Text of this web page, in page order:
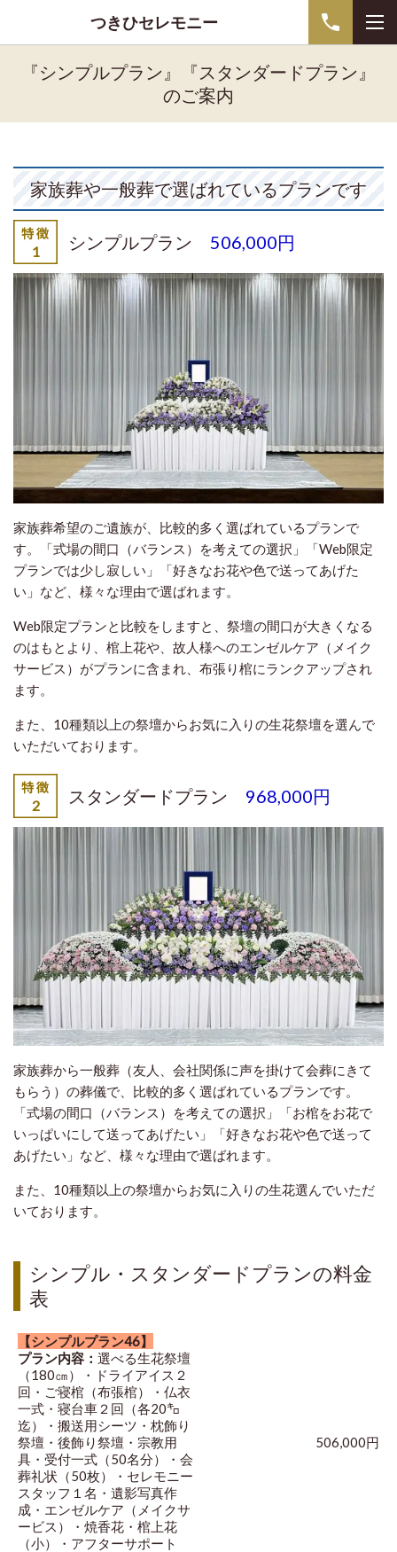
つきひセレモニー
『シンプルプラン』『スタンダードプラン』
のご案内
家族葬や一般葬で選ばれているプランです
シンプルプラン 506,000円
家族葬希望のご遺族が、比較的多く選ばれているプランで
す。「式場の間口（バランス）を考えての選択」「Web限定
プランでは少し寂しい」「好きなお花や色で送ってあげた
い」など、様々な理由で選ばれます。
Web限定プランと比較をしますと、祭壇の間口が大きくなる
のはもとより、棺上花や、故人様へのエンゼルケア（メイク
サービス）がプランに含まれ、布張り棺にランクアップされ
ます。
また、10種類以上の祭壇からお気に入りの生花祭壇を選んで
いただいております。
スタンダードプラン 968,000円
家族葬から一般葬（友人、会社関係に声を掛けて会葬にきて
もらう）の葬儀で、比較的多く選ばれているプランです。
「式場の間口（バランス）を考えての選択」「お棺をお花で
いっぱいにして送ってあげたい」「好きなお花や色で送って
あげたい」など、様々な理由で選ばれます。
また、10種類以上の祭壇からお気に入りの生花選んでいただ
いております。
シンプル・スタンダードプランの料金
表
【シンプルプラン46】
プラン内容： 選べる生花祭壇
（180㎝）・ドライアイス２
回・ご寝棺（布張棺）・仏衣
一式・寝台車２回（各20㌔
迄）・搬送用シーツ・枕飾り
祭壇・後飾り祭壇・宗教用
具・受付一式（50名分）・会
葬礼状（50枚）・セレモニー
スタッフ１名・遺影写真作
成・エンゼルケア（メイクサ
ービス）・焼香花・棺上花
（小）・アフターサポート
506,000円